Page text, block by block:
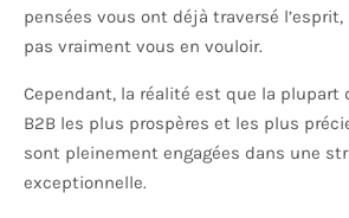
pensées vous ont déjà traversé
pas vraiment vous en vouloir.
Cependant, la réalité est que la plupart
B2B les plus prospères et les plus
sont pleinement engagées dans une
exceptionnelle.